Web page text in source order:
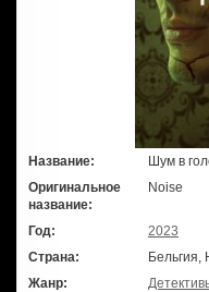
Название:
Шум в
Оригинальное
название:
Noise
Год:
2023
Страна:
Жанр: